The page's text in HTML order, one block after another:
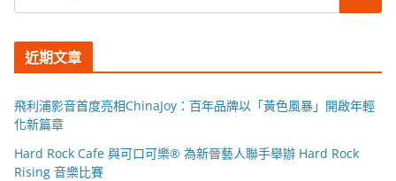
近期文章
飛利浦影音首度亮相ChinaJoy：百年品牌以「黃色風暴」開啟年輕
化新篇章
Hard Rock Cafe 與可口可樂® 為新晉藝人聯手舉辦 Hard Rock
Rising 音樂比賽